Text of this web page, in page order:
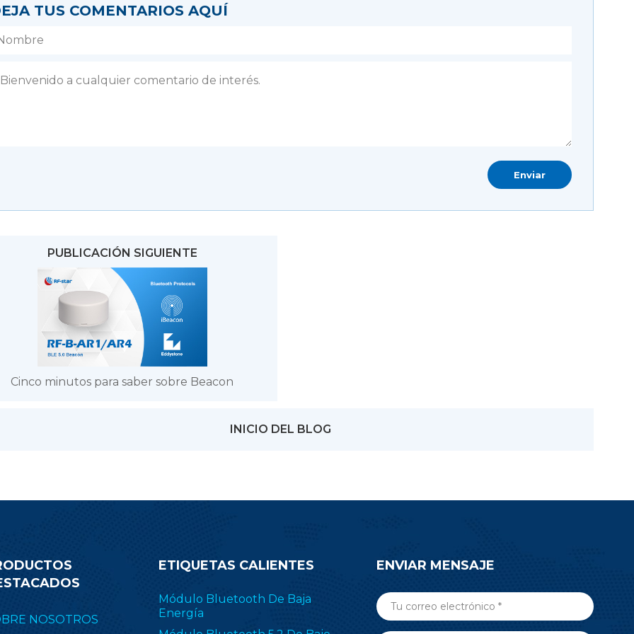
TUS COMENTARIOS AQUÍ
PUBLICACIÓN SIGUIENTE
Cinco minutos para saber sobre Beacon
INICIO DEL BLOG
NOSOTROS
ETIQUETAS CALIENTES
Módulo Bluetooth De Baja
Energía
ENVIAR MENSAJE